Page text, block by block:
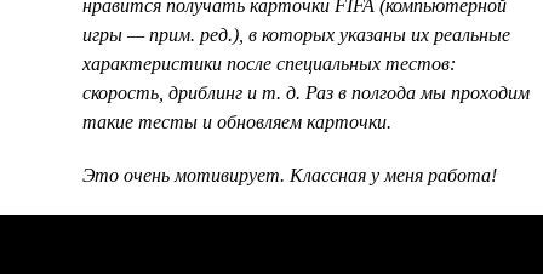
нравится получать карточки FIFA (компьютерной
игры — прим. ред.), в которых указаны их реальные
характеристики после специальных тестов:
скорость, дриблинг и т. д. Раз в полгода мы проходим
такие тесты и обновляем карточки.
Это очень мотивирует. Классная у меня работа!